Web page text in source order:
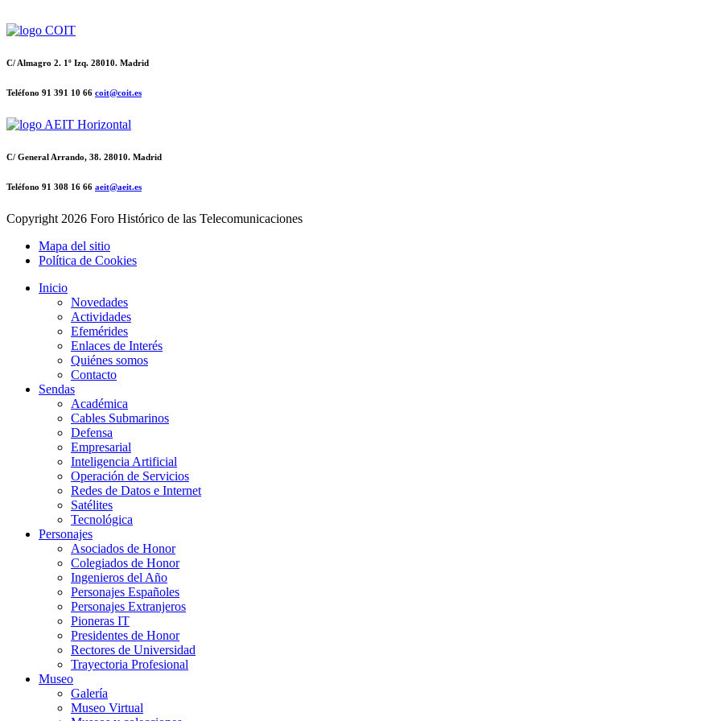
C/ Almagro 2. 1º Izq. 28010. Madrid
Teléfono 91 391 10 66 coit@coit.es
C/ General Arrando, 38. 28010. Madrid
Teléfono 91 308 16 66 aeit@aeit.es
Copyright 2026 Foro Histórico de las Telecomunicaciones
Mapa del sitio
Política de Cookies
Inicio
Novedades
Actividades
Efemérides
Enlaces de Interés
Quiénes somos
Contacto
Sendas
Académica
Cables Submarinos
Defensa
Empresarial
Inteligencia Artificial
Operación de Servicios
Redes de Datos e Internet
Satélites
Tecnológica
Personajes
Asociados de Honor
Colegiados de Honor
Ingenieros del Año
Personajes Españoles
Personajes Extranjeros
Pioneras IT
Presidentes de Honor
Rectores de Universidad
Trayectoria Profesional
Museo
Galería
Museo Virtual